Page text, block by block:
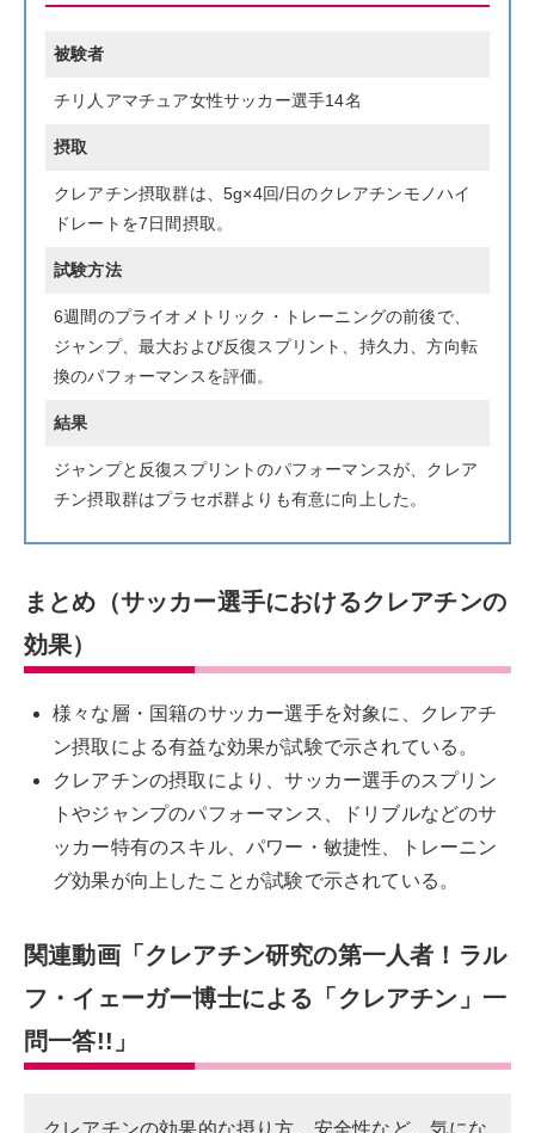
被験者
チリ人アマチュア女性サッカー選手14名
摂取
クレアチン摂取群は、5g×4回/日のクレアチンモノハイ
ドレートを7日間摂取。
試験方法
6週間のプライオメトリック・トレーニングの前後で、
ジャンプ、最大および反復スプリント、持久力、方向転
換のパフォーマンスを評価。
結果
ジャンプと反復スプリントのパフォーマンスが、クレア
チン摂取群はプラセボ群よりも有意に向上した。
まとめ（サッカー選手におけるクレアチンの
効果）
様々な層・国籍のサッカー選手を対象に、クレアチ
ン摂取による有益な効果が試験で示されている。
クレアチンの摂取により、サッカー選手のスプリン
トやジャンプのパフォーマンス、ドリブルなどのサ
ッカー特有のスキル、パワー・敏捷性、トレーニン
グ効果が向上したことが試験で示されている。
関連動画「クレアチン研究の第一人者！ラル
フ・イェーガー博士による「クレアチン」一
問一答!!」